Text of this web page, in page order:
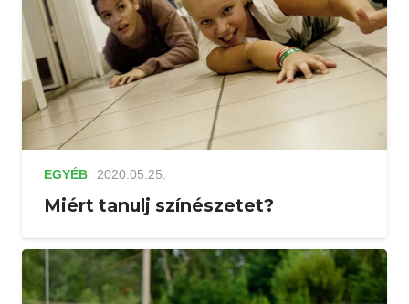
EGYÉB 2020.05.25.
Miért tanulj színészetet?